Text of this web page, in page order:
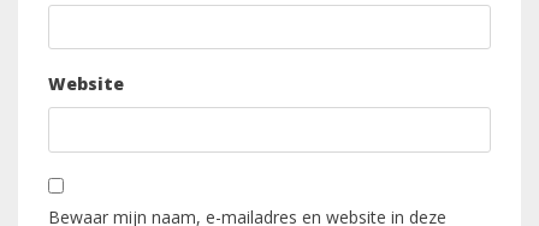
Website
Bewaar mijn naam, e-mailadres en website in deze